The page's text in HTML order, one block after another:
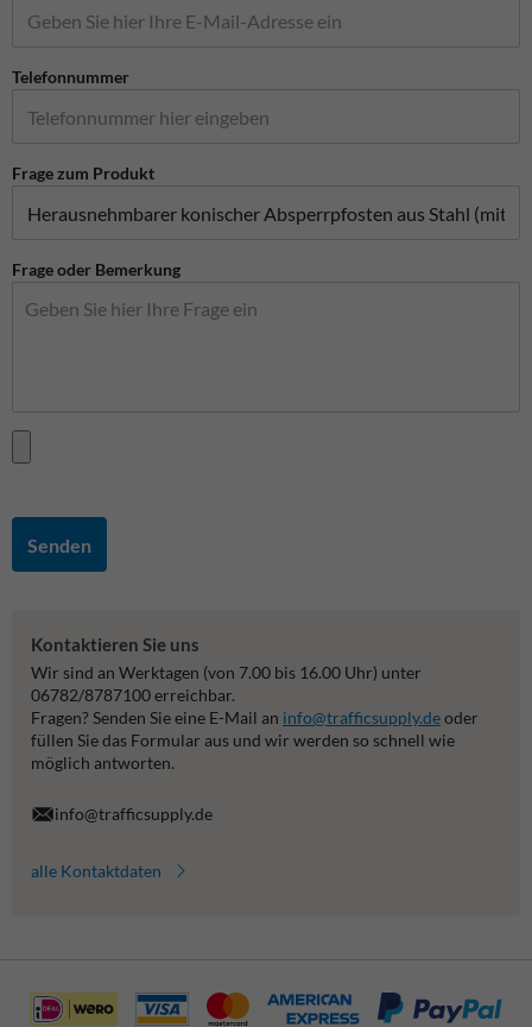
Telefonnummer
Frage zum Produkt
Frage oder Bemerkung
Senden
Kontaktieren Sie uns
Wir sind an Werktagen (von 7.00 bis 16.00 Uhr) unter
06782/8787100 erreichbar.
Fragen? Senden Sie eine E-Mail an info@trafficsupply.deoder
füllen Sie das Formular aus und wir werden so schnell wie
möglich antworten.
info@trafficsupply.de
alle Kontaktdaten